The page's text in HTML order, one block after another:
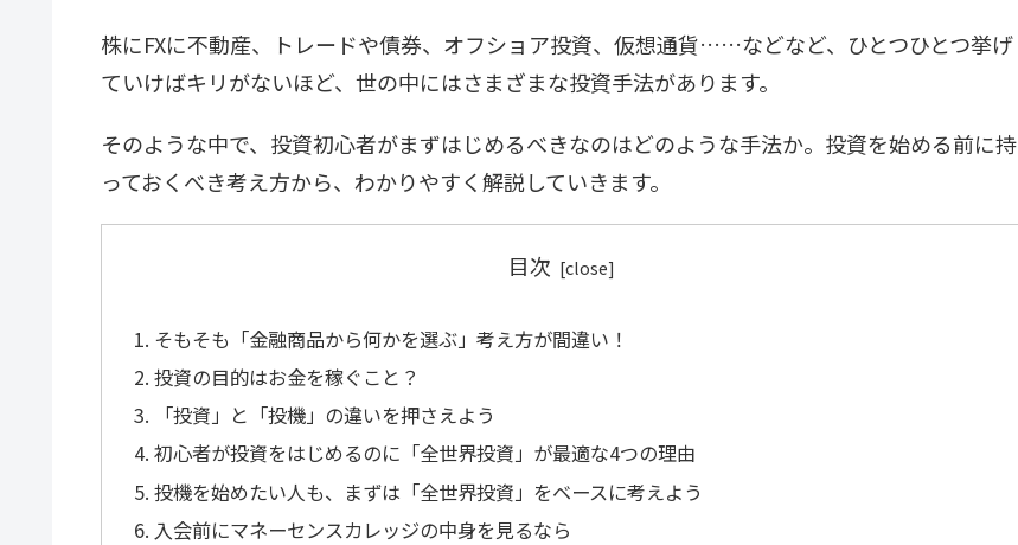
株にFXに不動産、トレードや債券、オフショア投資、仮想通貨……などなど、ひとつひとつ挙げ
ていけばキリがないほど、世の中にはさまざまな投資手法があります。
そのような中で、投資初心者がまずはじめるべきなのはどのような手法か。投資を始める前に持
っておくべき考え方から、わかりやすく解説していきます。
目次
そもそも「金融商品から何かを選ぶ」考え方が間違い！
投資の目的はお金を稼ぐこと？
「投資」と「投機」の違いを押さえよう
初心者が投資をはじめるのに「全世界投資」が最適な4つの理由
投機を始めたい人も、まずは「全世界投資」をベースに考えよう
入会前にマネーセンスカレッジの中身を見るなら